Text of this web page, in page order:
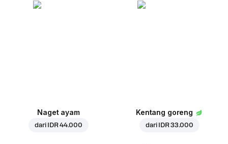
Naget ayam
dari IDR 44.000
Kentang goreng
dari IDR 33.000